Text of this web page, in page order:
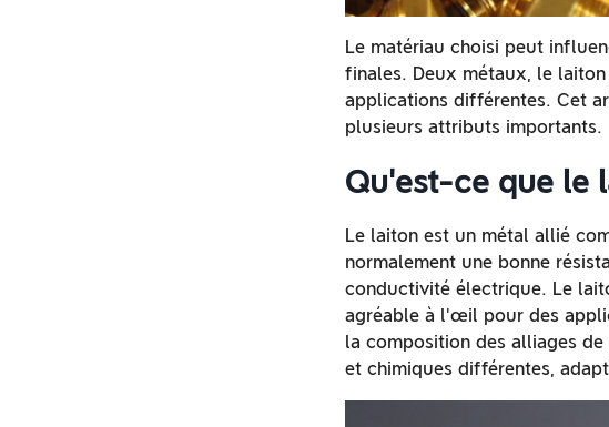
Le matériau choisi peut
finales. Deux métaux, le
applications différentes. Cet
plusieurs attributs importants.
Qu'est-ce que le
Le laiton est un métal allié
normalement une bonne
conductivité électrique. Le
agréable à l'œil pour des
la composition des alliages
et chimiques différentes,